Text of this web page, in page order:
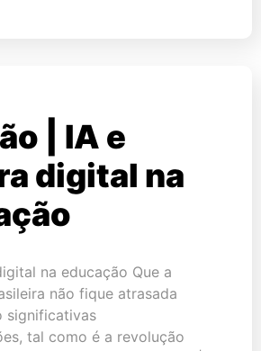
| IA e
digital na
na educação Que a
não fique atrasada
significativas
tal como é a revolução